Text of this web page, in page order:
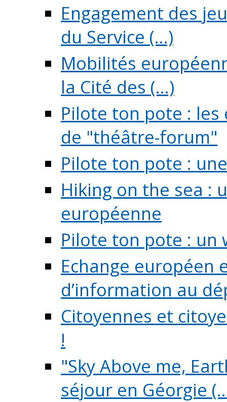
Engagement des
du Service (...)
Mobilités
la Cité des (...)
Pilote ton pote :
de "théâtre-forum"
Pilote ton pote :
Hiking on the sea :
européenne
Pilote ton pote : un
Echange européen
d’information au
Citoyennes et
!
"Sky Above me,
séjour en Géorgie